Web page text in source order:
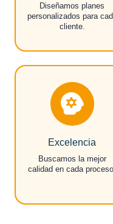
Diseñamos planes
personalizados para
cliente.
Excelencia
Buscamos la mejor
calidad en cada proceso.